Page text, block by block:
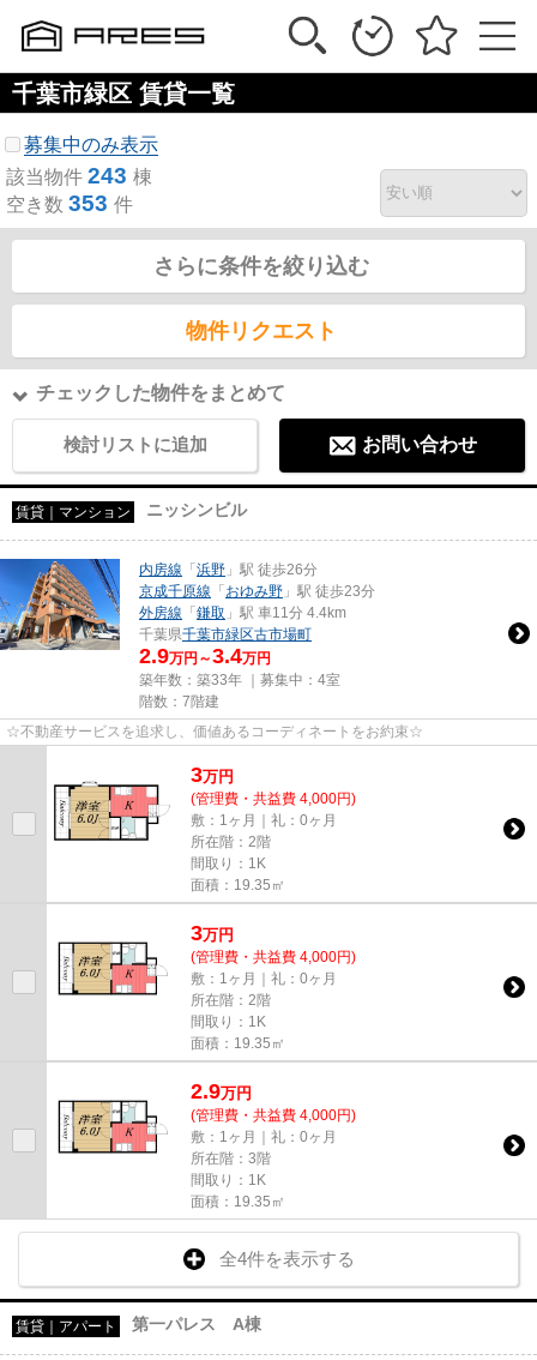
千葉市緑区 賃貸一覧
募集中のみ表示
該当物件 243 棟
空き数 353 件
さらに条件を絞り込む
物件リクエスト
チェックした物件をまとめて
検討リストに追加 お問い合わせ
賃貸｜マンション ニッシンビル
内房線 「 浜野 」駅 徒歩26分
京成千原線 「 おゆみ野 」駅 徒歩23分
外房線 「 鎌取 」駅 車11分 4.4km
千葉県千葉市緑区古市場町
2.9万円～3.4万円
築年数：築33年 ｜募集中： 4室
階数：7階建
☆不動産サービスを追求し、価値あるコーディネートをお約束☆
3万円
(管理費・共益費 4,000円)
敷：1ヶ月｜礼：0ヶ月
所在階：2階
間取り：1K
面積：19.35㎡
3万円
(管理費・共益費 4,000円)
敷：1ヶ月｜礼：0ヶ月
所在階：2階
間取り：1K
面積：19.35㎡
2.9万円
(管理費・共益費 4,000円)
敷：1ヶ月｜礼：0ヶ月
所在階：3階
間取り：1K
面積：19.35㎡
全4件を表示する
賃貸｜アパート 第一パレス A棟